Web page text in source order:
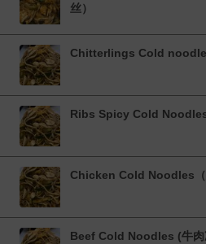
丝）
Chitterlings Cold
Ribs Spicy Cold Noodles
Chicken Cold Noodles（
Beef Cold Noodles (牛肉